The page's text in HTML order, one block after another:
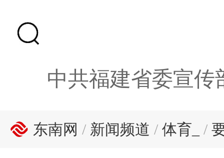
中共福建省委宣传
东南网 / 新闻频道 / 体育_ /